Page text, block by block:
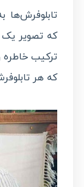
تابلوفرش‌ها
که تصویر
ترکیب
که هر